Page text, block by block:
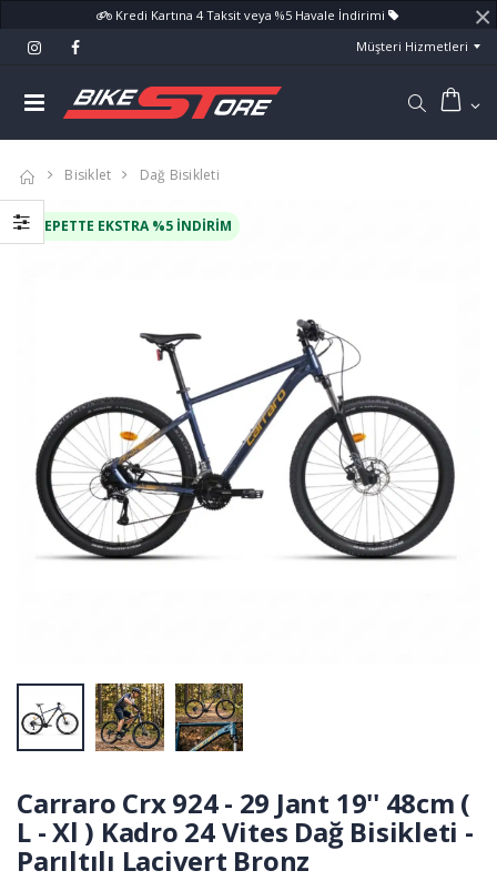
Kredi Kartına 4 Taksit veya %5 Havale İndirimi ×
Müşteri Hizmetleri
Bisiklet Dağ Bisikleti
SEPETTE EKSTRA %5 İNDIRIM
Carraro Crx 924 - 29 Jant 19'' 48cm (
L - Xl ) Kadro 24 Vites Dağ Bisikleti -
Parıltılı Lacivert Bronz